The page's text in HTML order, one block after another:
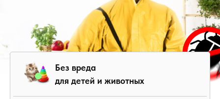
Без вреда
для детей и животных